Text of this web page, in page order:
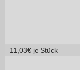
11,03€ je Stück